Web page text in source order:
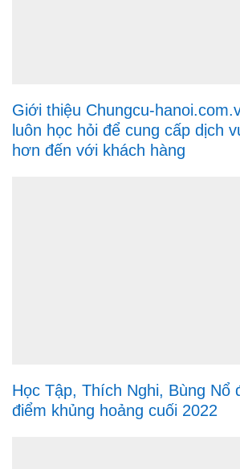
Giới thiệu Chungcu-
luôn học hỏi để cung cấp dịch
hơn đến với khách hàng
Học Tập, Thích Nghi, Bùng Nổ
điểm khủng hoảng cuối 2022